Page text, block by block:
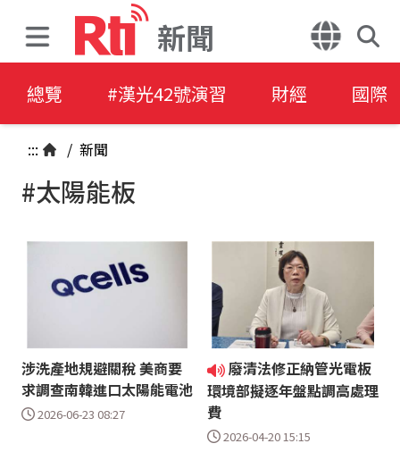
新聞
總覽 #漢光42號演習 財經 國際
::: / 新聞
#太陽能板
涉洗產地規避關稅 美商要
求調查南韓進口太陽能電池
2026-06-23 08:27
廢清法修正納管光電板
環境部擬逐年盤點調高處理
費
2026-04-20 15:15